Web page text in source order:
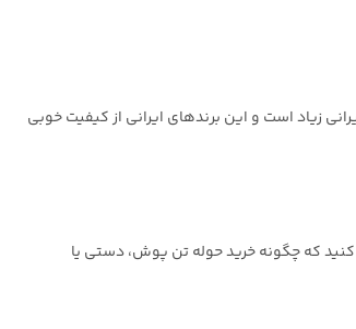
زیاد است و این برندهای ایرانی از کیفیت خوبی
که چگونه خرید حوله تن پوش، دستی یا